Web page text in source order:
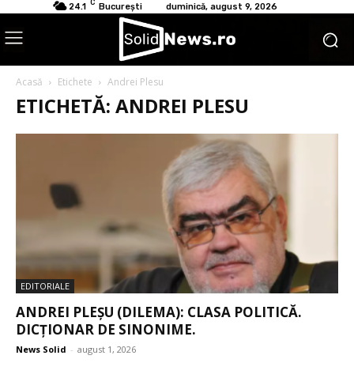
24.1 C București duminică, august 9, 2026
Acasă Etichete Andrei Plesu
ETICHETĂ: ANDREI PLESU
EDITORIALE
ANDREI PLEȘU (DILEMA): CLASA POLITICĂ.
DICȚIONAR DE SINONIME.
News Solid - august 1, 2026